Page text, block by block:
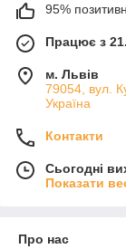
95%
Працює з
м. Львів
79054, вул.
Україна
Контакти
Сьогодні
Показати
Про нас